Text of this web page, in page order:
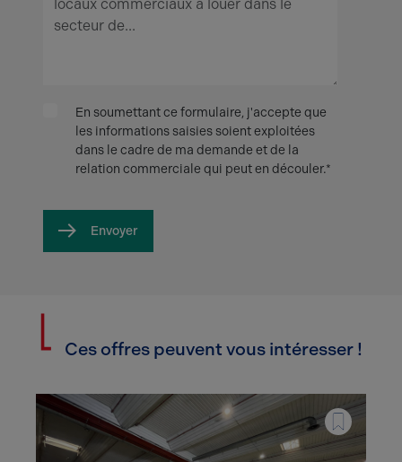
En soumettant ce formulaire, j'accepte que
les informations saisies soient exploitées
dans le cadre de ma demande et de la
relation commerciale qui peut en découler.*
Envoyer
Ces offres peuvent vous intéresser !